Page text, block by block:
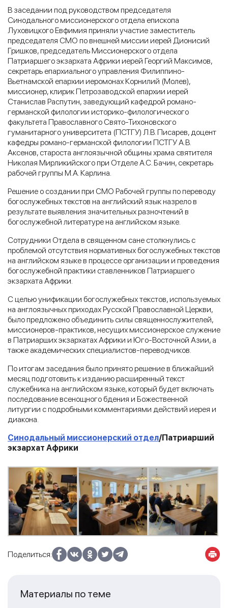
В заседании под руководством председателя
Синодального миссионерского отдела епископа
Луховицкого Евфимия приняли участие заместитель
председателя СМО по внешней миссии иерей Дионисий
Гришков, председатель Миссионерского отдела
Патриаршего экзархата Африки иерей Георгий Максимов,
секретарь епархиального управления Филиппино-
Вьетнамской епархии иеромонах Корнилий (Молев),
миссионер, клирик Петрозаводской епархии иерей
Станислав Распутин, заведующий кафедрой романо-
германской филологии историко-филологического
факультета Православного Свято-Тихоновского
гуманитарного университета (ПСТГУ) Л.В. Писарев, доцент
кафедры романо-германской филологии ПСТГУ А.В.
Аксенов, староста англоязычной общины храма святителя
Николая Мирликийского при Отделе А.С. Бачин, секретарь
рабочей группы М.А. Карлина.
Решение о создании при СМО Рабочей группы по переводу
богослужебных текстов на английский язык назрело в
результате выявления значительных разночтений в
богослужебной литературе на английском языке.
Сотрудники Отдела в священном сане столкнулись с
проблемой отсутствия нормативных богослужебных текстов
на английском языке в процессе организации и проведения
богослужебной практики ставленников Патриаршего
экзархата Африки.
С целью унификации богослужебных текстов, используемых
на англоязычных приходах Русской Православной Церкви,
было предложено объединить силы священнослужителей,
миссионеров-практиков, несущих миссионерское служение
в Патриарших экзархатах Африки и Юго-Восточной Азии, а
также академических специалистов-переводчиков.
По итогам заседания было принято решение в ближайший
месяц подготовить к изданию расширенный текст
служебника на английском языке, который будет включать
последование всенощного бдения и Божественной
литургии с подробными комментариями действий иерея и
диакона.
Синодальный миссионерский отдел/Патриарший
экзархат Африки
Поделиться:
Материалы по теме